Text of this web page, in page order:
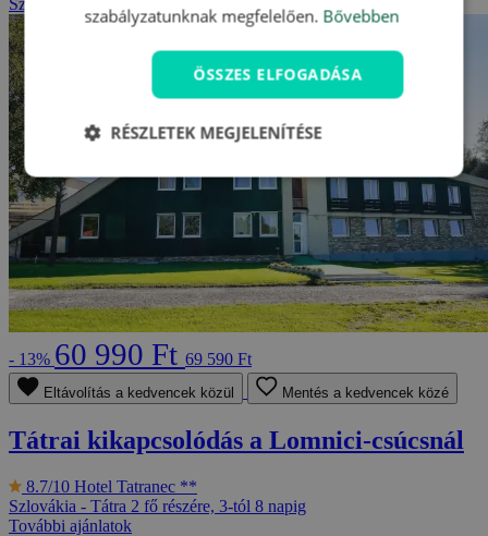
- 13% 60 990 Ft 69 590 Ft
Eltávolítás a kedvencek közül Mentés a kedvencek közé
Tátrai kikapcsolódás a Lomnici-csúcsnál
8.7/10 Hotel Tatranec **
Szlovákia - Tátra 2 fő részére, 3-tól 8 napig
További ajánlatok
szabályzatunknak megfelelően. Bővebben
ÖSSZES ELFOGADÁSA
RÉSZLETEK MEGJELENÍTÉSE